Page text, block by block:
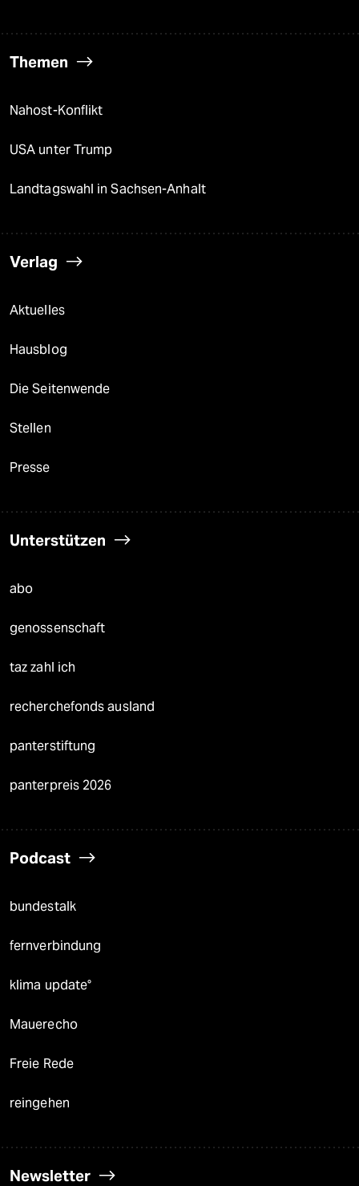
Themen
Nahost-Konflikt
USA unter Trump
Landtagswahl in Sachsen-Anhalt
Verlag
Aktuelles
Hausblog
Die Seitenwende
Stellen
Presse
Unterstützen
abo
genossenschaft
taz zahl ich
recherchefonds ausland
panterstiftung
panterpreis 2026
Podcast
bundestalk
fernverbindung
klima update°
Mauerecho
Freie Rede
reingehen
Newsletter